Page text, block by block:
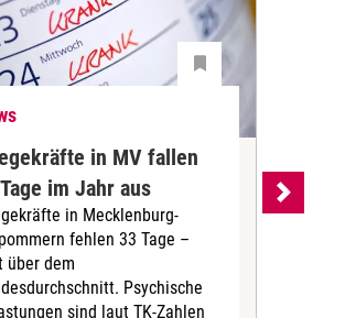
in MV fallen
im Jahr aus
in Mecklenburg-
fehlen 33 Tage –
über dem
Psychische
sind laut TK-Zahlen